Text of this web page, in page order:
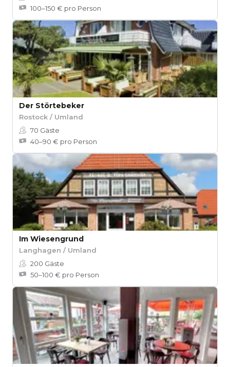
100–150 € pro Person
Der Störtebeker
Rostock / Umland
70 Gäste
40–90 € pro Person
Im Wiesengrund
Langhagen / Umland
200 Gäste
50–100 € pro Person